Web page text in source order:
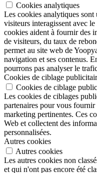
Cookies analytiques
Les cookies analytiques
visiteurs interagissent avec
cookies aident à fournir des
de visiteurs, du taux de
permet au site web de
navigation et ses contenus.
pourrons pas analyser le
Cookies de ciblage
Cookies de ciblage
Les cookies de ciblages
partenaires pour vous fournir
marketing pertinentes. Ces
Web et collectent des
personnalisées.
Autres cookies
Autres cookies
Les autres cookies non
et qui n'ont pas encore été